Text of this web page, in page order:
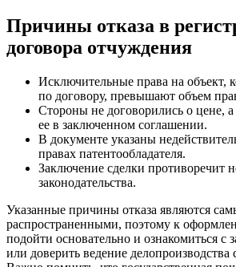
Причины отказа в
договора отчуждения
Исключительные права на объект,
по договору, превышают объем
Стороны не договорились о цене,
ее в заключенном соглашении.
В документе указаны
правах патентообладателя.
Заключение сделки противоречит
законодательства.
Указанные причины отказа являются
распространенными, поэтому к
подойти основательно и ознакомиться с
или доверить ведение делопроизводства